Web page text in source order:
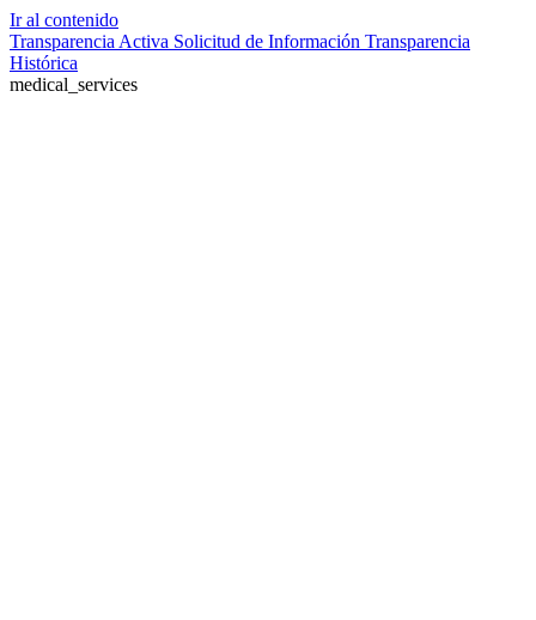
Ir al contenido
Transparencia Activa Solicitud de Información Transparencia
Histórica
medical_services